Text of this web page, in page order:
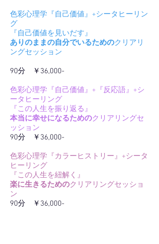
色彩心理学『自己価値』+シータヒーリン
グ
『自己価値を見いだす』
ありのままの自分でいるためのクリアリ
ングセッション
90分 ￥36,000-
色彩心理学『自己価値』+『反応語』+シ
ータヒーリング
『この人生を振り返る』
本当に幸せになるためのクリアリングセ
ッション
90分 ￥36,000-
色彩心理学『カラーヒストリー』+シータ
ヒーリング
『この人生を紐解く』
楽に生きるためのクリアリングセッショ
ン
90分 ￥36,000-